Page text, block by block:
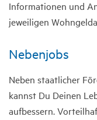
Informationen und
jeweiligen
Nebenjobs
Neben staatlicher
kannst Du Deinen
aufbessern.